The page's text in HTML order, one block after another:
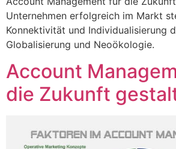
Unternehmen erfolgreich im Markt
Konnektivität und Individualisierung
Globalisierung und Neoökologie.
Account
die Zukunft